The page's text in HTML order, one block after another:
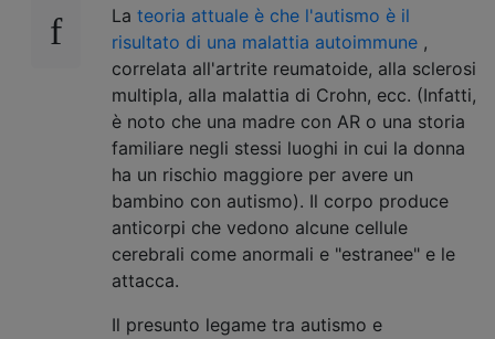
La teoria attuale è che l'autismo è il
risultato di una malattia autoimmune ,
correlata all'artrite reumatoide, alla sclerosi
multipla, alla malattia di Crohn, ecc. (Infatti,
è noto che una madre con AR o una storia
familiare negli stessi luoghi in cui la donna
ha un rischio maggiore per avere un
bambino con autismo). Il corpo produce
anticorpi che vedono alcune cellule
cerebrali come anormali e "estranee" e le
attacca.
Il presunto legame tra autismo e